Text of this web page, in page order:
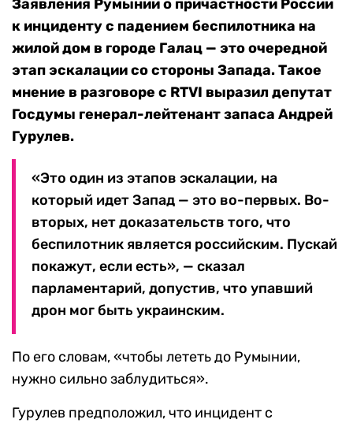
Заявления Румынии о причастности России
к инциденту с падением беспилотника на
жилой дом в городе Галац — это очередной
этап эскалации со стороны Запада. Такое
мнение в разговоре с RTVI выразил депутат
Госдумы генерал-лейтенант запаса Андрей
Гурулев.
«Это один из этапов эскалации, на
который идет Запад — это во-первых. Во-
вторых, нет доказательств того, что
беспилотник является российским. Пускай
покажут, если есть», — сказал
парламентарий, допустив, что упавший
дрон мог быть украинским.
По его словам, «чтобы лететь до Румынии,
нужно сильно заблудиться».
Гурулев предположил, что инцидент с